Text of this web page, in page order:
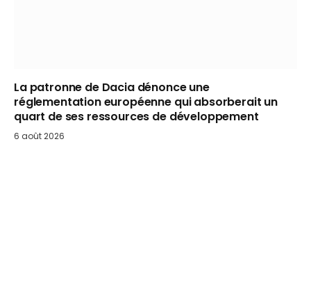
La patronne de Dacia dénonce une
réglementation européenne qui absorberait un
quart de ses ressources de développement
6 août 2026